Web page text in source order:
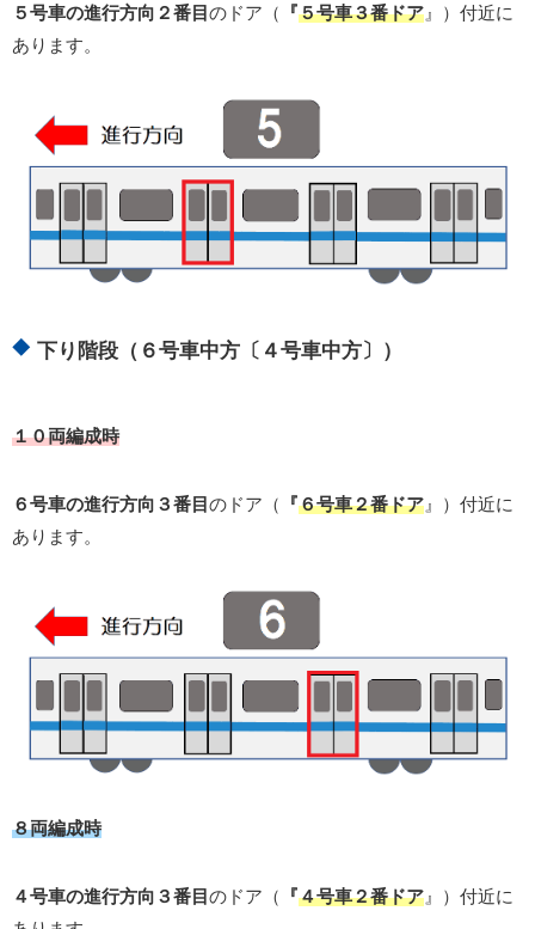
５号車の進行方向２番目 のドア（ 『５号車３番ドア 』）付近に
あります。
下り階段（６号車中方〔４号車中方〕）
１０両編成時
６号車の進行方向３番目 のドア（ 『６号車２番ドア 』）付近に
あります。
８両編成時
４号車の進行方向３番目 のドア（ 『４号車２番ドア』）付近に